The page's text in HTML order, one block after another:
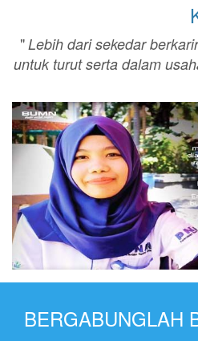
"Lebih dari sekedar
untuk turut serta dalam
BERGABUNGLAH